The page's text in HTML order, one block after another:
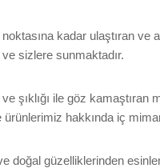
kadar ulaştıran ve
sizlere sunmaktadır.
şıklığı ile göz kamaştıran
hakkında iç
doğal güzelliklerinden